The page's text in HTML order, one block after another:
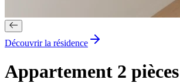
Découvrir la résidence
Appartement 2 pièces